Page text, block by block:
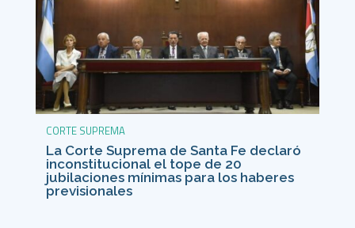
CORTE SUPREMA
La Corte Suprema de Santa Fe declaró
inconstitucional el tope de 20
jubilaciones mínimas para los haberes
previsionales